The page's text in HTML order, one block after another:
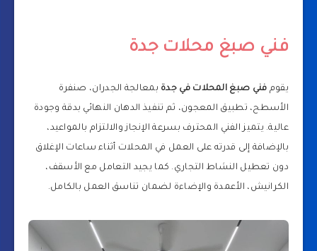
فني صبغ محلات جدة
يقوم فني صبغ المحلات في جدة بمعالجة الجدران، صنفرة
الأسطح، تطبيق المعجون، ثم تنفيذ الدهان النهائي بدقة وجودة
عالية. يتميز الفني المحترف بسرعة الإنجاز والالتزام بالمواعيد،
بالإضافة إلى قدرته على العمل في المحلات أثناء ساعات الإغلاق
دون تعطيل النشاط التجاري. كما يجيد التعامل مع الأسقف،
الكرانيش، الأعمدة والإضاءة لضمان تناسق العمل بالكامل.